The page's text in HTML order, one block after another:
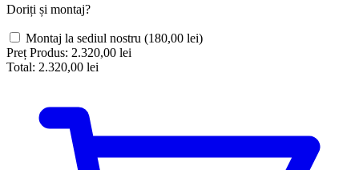
Doriți și montaj?
Montaj la sediul nostru (180,00 lei)
Preț Produs: 2.320,00 lei
Total: 2.320,00 lei